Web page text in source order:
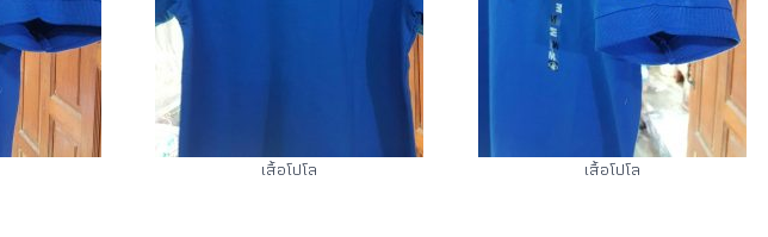
เสื้อโปโล เสื้อโปโล